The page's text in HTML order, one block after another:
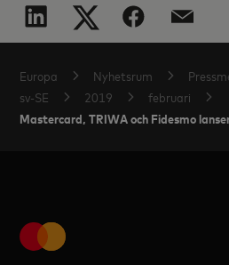
Europa Nyhetsrum
sv-SE
2019 februari
Mastercard, TRIWA och Fidesmo